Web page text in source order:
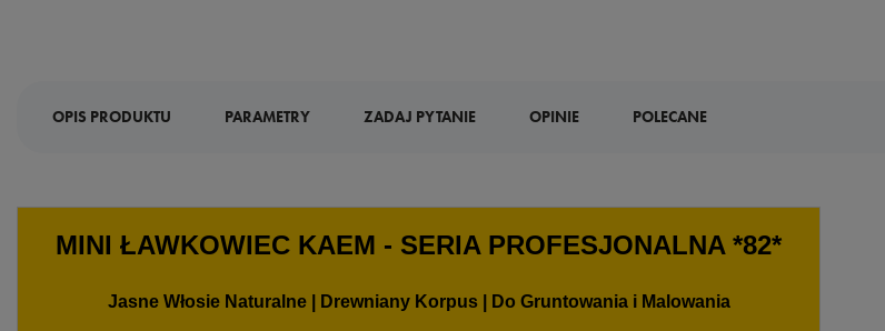
OPIS PRODUKTU PARAMETRY ZADAJ PYTANIE OPINIE POLECANE
MINI ŁAWKOWIEC KAEM - SERIA PROFESJONALNA *82*
Jasne Włosie Naturalne | Drewniany Korpus | Do Gruntowania i Malowania